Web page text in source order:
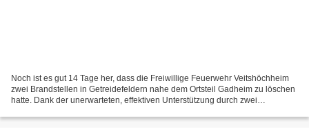
Noch ist es gut 14 Tage her, dass die Freiwillige Feuerwehr Veitshöchheim
zwei Brandstellen in Getreidefeldern nahe dem Ortsteil Gadheim zu löschen
hatte. Dank der unerwarteten, effektiven Unterstützung durch zwei